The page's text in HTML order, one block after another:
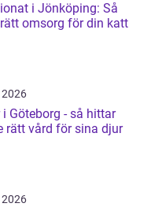
i Jönköping: Så
omsorg för din katt
2026
i Göteborg - så hittar
rätt vård för sina djur
2026